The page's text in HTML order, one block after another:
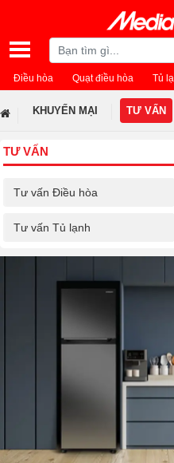
Điều hòa Quạt điều hòa Tủ
KHUYẾN MẠI TƯ VẤN
TƯ VẤN
Tư vấn Điều hòa
Tư vấn Tủ lạnh